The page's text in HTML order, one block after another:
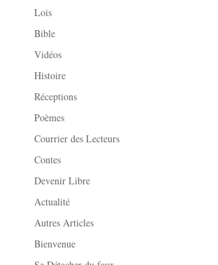
Lois
Bible
Vidéos
Histoire
Réceptions
Poèmes
Courrier des Lecteurs
Contes
Devenir Libre
Actualité
Autres Articles
Bienvenue